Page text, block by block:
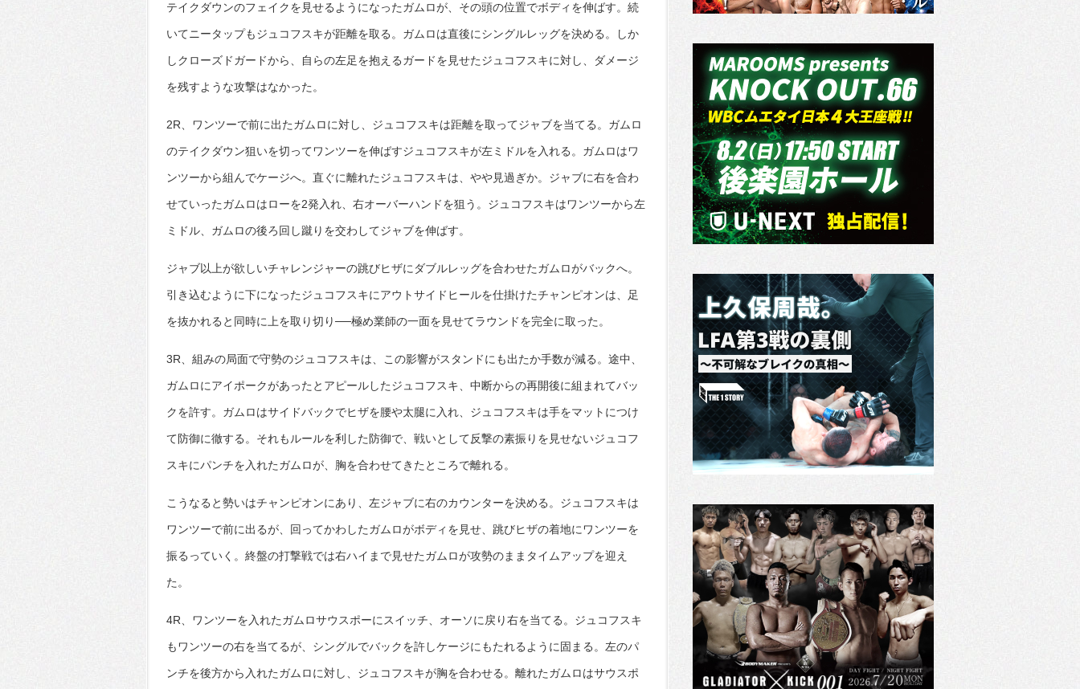
テイクダウンのフェイクを見せるようになったガムロが、その頭の位置でボディを伸ばす。続
いてニータップもジュコフスキが距離を取る。ガムロは直後にシングルレッグを決める。しか
しクローズドガードから、自らの左足を抱えるガードを見せたジュコフスキに対し、ダメージ
を残すような攻撃はなかった。
2R、ワンツーで前に出たガムロに対し、ジュコフスキは距離を取ってジャブを当てる。ガムロ
のテイクダウン狙いを切ってワンツーを伸ばすジュコフスキが左ミドルを入れる。ガムロはワ
ンツーから組んでケージへ。直ぐに離れたジュコフスキは、やや見過ぎか。ジャブに右を合わ
せていったガムロはローを2発入れ、右オーバーハンドを狙う。ジュコフスキはワンツーから左
ミドル、ガムロの後ろ回し蹴りを交わしてジャブを伸ばす。
ジャブ以上が欲しいチャレンジャーの跳びヒザにダブルレッグを合わせたガムロがバックへ。
引き込むように下になったジュコフスキにアウトサイドヒールを仕掛けたチャンピオンは、足
を抜かれると同時に上を取り切り──極め業師の一面を見せてラウンドを完全に取った。
3R、組みの局面で守勢のジュコフスキは、この影響がスタンドにも出たか手数が減る。途中、
ガムロにアイポークがあったとアピールしたジュコフスキ、中断からの再開後に組まれてバッ
クを許す。ガムロはサイドバックでヒザを腰や太腿に入れ、ジュコフスキは手をマットにつけ
て防御に徹する。それもルールを利した防御で、戦いとして反撃の素振りを見せないジュコフ
スキにパンチを入れたガムロが、胸を合わせてきたところで離れる。
こうなると勢いはチャンピオンにあり、左ジャブに右のカウンターを決める。ジュコフスキは
ワンツーで前に出るが、回ってかわしたガムロがボディを見せ、跳びヒザの着地にワンツーを
振るっていく。終盤の打撃戦では右ハイまで見せたガムロが攻勢のままタイムアップを迎え
た。
4R、ワンツーを入れたガムロサウスポーにスイッチ、オーソに戻り右を当てる。ジュコフスキ
もワンツーの右を当てるが、シングルでバックを許しケージにもたれるように固まる。左のパ
ンチを後方から入れたガムロに対し、ジュコフスキが胸を合わせる。離れたガムロはサウスポ